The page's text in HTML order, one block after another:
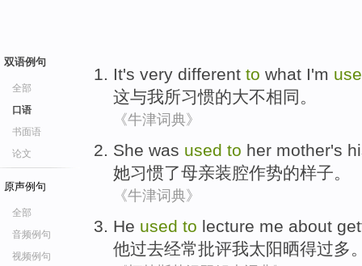
双语例句
全部
口语
书面语
论文
原声例句
全部
音频例句
视频例句
It's very different to what I'm
这与我所习惯的大不相同 。
《牛津词典》
She was used to her mother's
她习惯了母亲装腔作势的样子。
《牛津词典》
He used to lecture me about
他过去经常批评我太阳晒得过多